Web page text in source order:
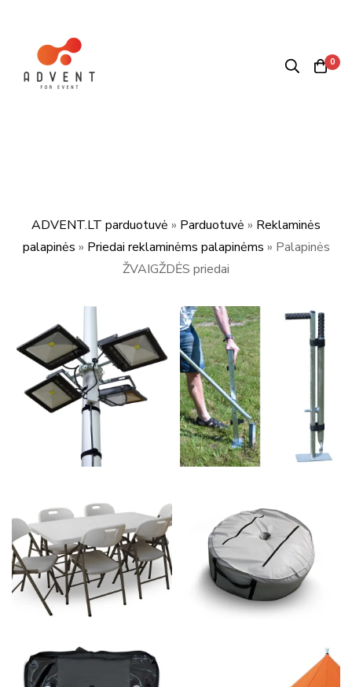
0
ADVENT.LT parduotuvė » Parduotuvė » Reklaminės
palapinės » Priedai reklaminėms palapinėms » Palapinės
ŽVAIGŽDĖS priedai